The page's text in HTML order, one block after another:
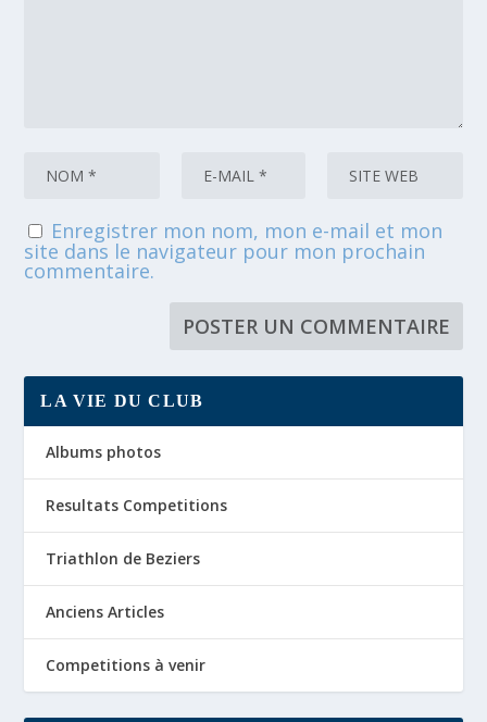
Enregistrer mon nom, mon e-mail et mon
site dans le navigateur pour mon prochain
commentaire.
LA VIE DU CLUB
Albums photos
Resultats Competitions
Triathlon de Beziers
Anciens Articles
Competitions à venir